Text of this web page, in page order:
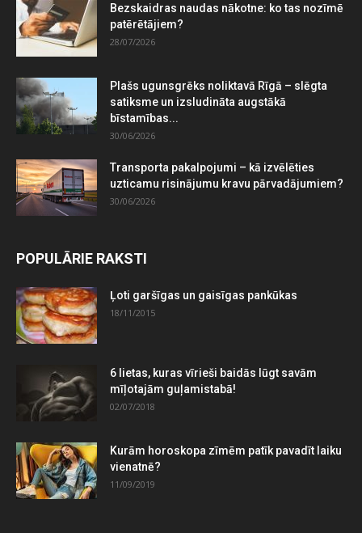
Bezskaidras naudas nākotne: ko tas nozīmē
patērētājiem?
28/07/2026
Plašs ugunsgrēks noliktavā Rīgā – slēgta
satiksme un izsludināta augstākā
bīstamības...
30/06/2026
Transporta pakalpojumi – kā izvēlēties
uzticamu risinājumu kravu pārvadājumiem?
30/06/2026
POPULĀRIE RAKSTI
Ļoti garšīgas un gaisīgas pankūkas
18/11/2015
6 lietas, kuras vīrieši baidās lūgt savām
mīļotajām guļamistabā!
02/07/2018
Kurām horoskopa zīmēm patīk pavadīt laiku
vienatnē?
11/09/2019